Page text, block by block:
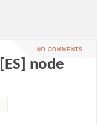
NO COMMENTS
node